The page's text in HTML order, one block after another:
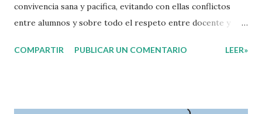
convivencia sana y pacifica, evitando con ellas conflictos
entre alumnos y sobre todo el respeto entre docente y
normas con responsabilidad en un futuro será un ciudadano
COMPARTIR PUBLICAR UN COMENTARIO LEER»